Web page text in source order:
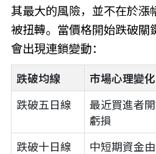
其最大的風險，並不在於漲
被扭轉。當價格開始跌破關
會出現連鎖變動：
跌破均線 市場心理變化
跌破五日線
最近買進者
虧損
跌破十日線
中短期資金